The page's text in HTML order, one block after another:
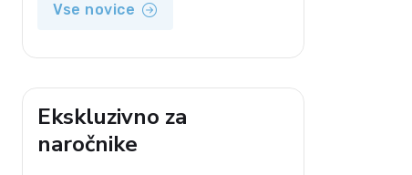
Vse novice
Ekskluzivno za
naročnike